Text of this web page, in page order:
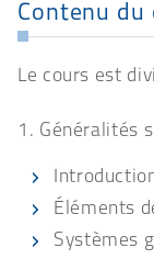
Contenu du
Le cours est
1. Généralités
Éléments
Systèmes